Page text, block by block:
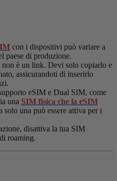
con i dispositivi può variare a
paese di produzione.
è un link. Devi solo copiarlo e
assicurandoti di inserirlo
eSIM e Dual SIM, come
una SIM fisica che la eSIM
solo una può essere attiva per i
disattiva la tua SIM
roaming.